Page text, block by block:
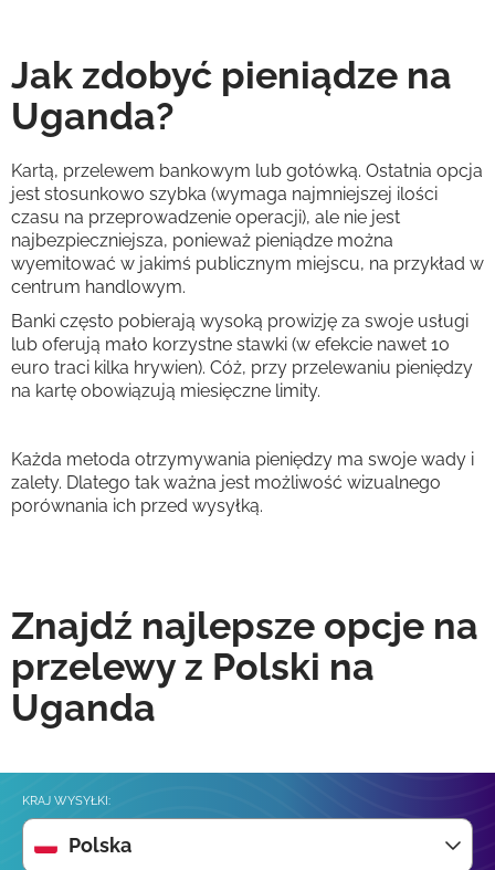
Jak zdobyć pieniądze na
Uganda?
Kartą, przelewem bankowym lub gotówką. Ostatnia opcja
jest stosunkowo szybka (wymaga najmniejszej ilości
czasu na przeprowadzenie operacji), ale nie jest
najbezpieczniejsza, ponieważ pieniądze można
wyemitować w jakimś publicznym miejscu, na przykład w
centrum handlowym.
Banki często pobierają wysoką prowizję za swoje usługi
lub oferują mało korzystne stawki (w efekcie nawet 10
euro traci kilka hrywien). Cóż, przy przelewaniu pieniędzy
na kartę obowiązują miesięczne limity.
Każda metoda otrzymywania pieniędzy ma swoje wady i
zalety. Dlatego tak ważna jest możliwość wizualnego
porównania ich przed wysyłką.
Znajdź najlepsze opcje na
przelewy z Polski na
Uganda
KRAJ WYSYŁKI:
Polska